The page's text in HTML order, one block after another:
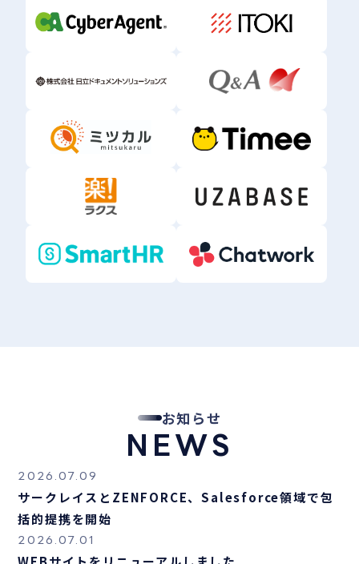
お知らせ
NEWS
2026.07.09
サークレイスとZENFORCE、Salesforce領域で包
括的提携を開始
2026.07.01